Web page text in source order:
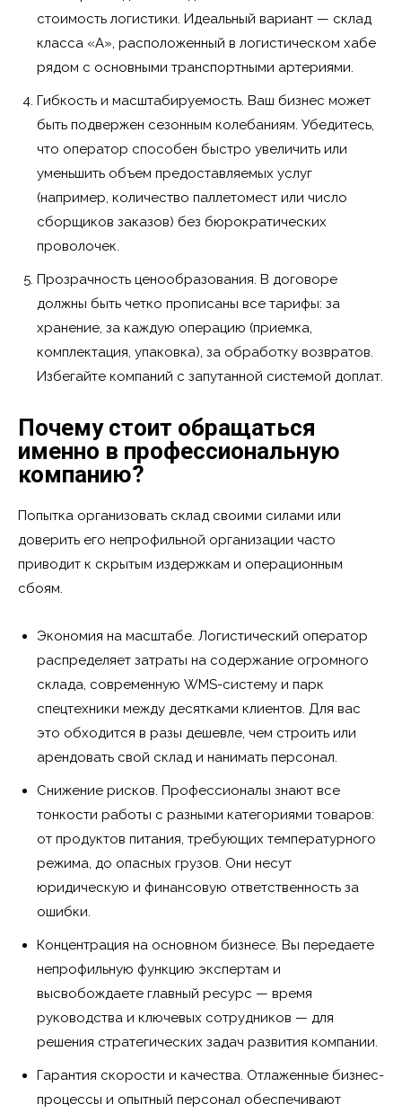
стоимость логистики. Идеальный вариант — склад
класса «А», расположенный в логистическом хабе
рядом с основными транспортными артериями.
Гибкость и масштабируемость. Ваш бизнес может
быть подвержен сезонным колебаниям. Убедитесь,
что оператор способен быстро увеличить или
уменьшить объем предоставляемых услуг
(например, количество паллетомест или число
сборщиков заказов) без бюрократических
проволочек.
Прозрачность ценообразования. В договоре
должны быть четко прописаны все тарифы: за
хранение, за каждую операцию (приемка,
комплектация, упаковка), за обработку возвратов.
Избегайте компаний с запутанной системой доплат.
Почему стоит обращаться
именно в профессиональную
компанию?
Попытка организовать склад своими силами или
доверить его непрофильной организации часто
приводит к скрытым издержкам и операционным
сбоям.
Экономия на масштабе. Логистический оператор
распределяет затраты на содержание огромного
склада, современную WMS-систему и парк
спецтехники между десятками клиентов. Для вас
это обходится в разы дешевле, чем строить или
арендовать свой склад и нанимать персонал.
Снижение рисков. Профессионалы знают все
тонкости работы с разными категориями товаров:
от продуктов питания, требующих температурного
режима, до опасных грузов. Они несут
юридическую и финансовую ответственность за
ошибки.
Концентрация на основном бизнесе. Вы передаете
непрофильную функцию экспертам и
высвобождаете главный ресурс — время
руководства и ключевых сотрудников — для
решения стратегических задач развития компании.
Гарантия скорости и качества. Отлаженные бизнес-
процессы и опытный персонал обеспечивают